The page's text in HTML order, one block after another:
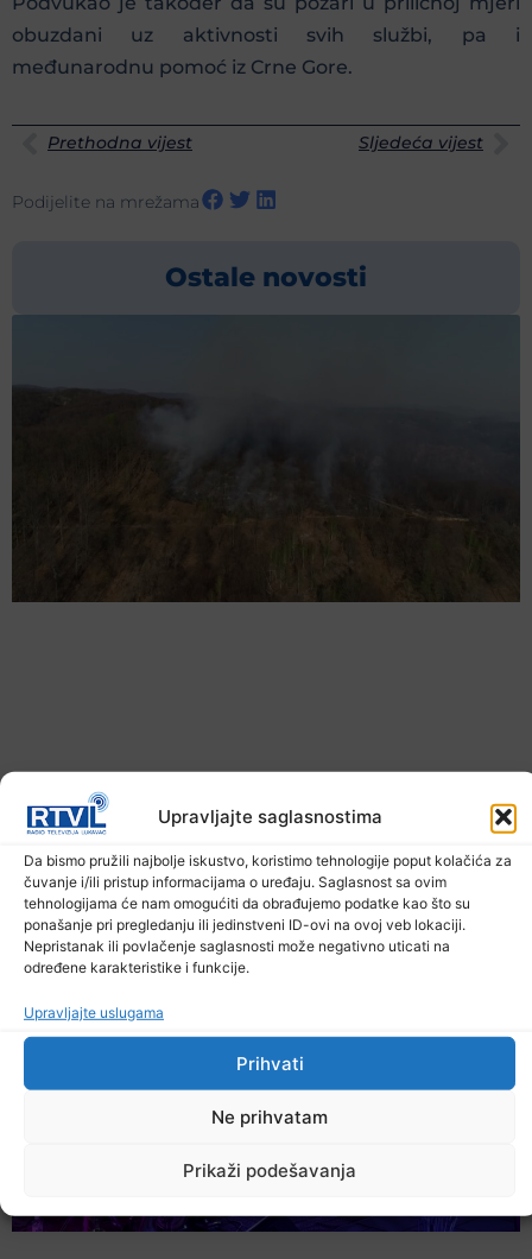
Upravljajte saglasnostima
Da bismo pružili najbolje iskustvo, koristimo tehnologije poput kolačića za
čuvanje i/ili pristup informacijama o uređaju. Saglasnost sa ovim
tehnologijama će nam omogućiti da obrađujemo podatke kao što su
ponašanje pri pregledanju ili jedinstveni ID-ovi na ovoj veb lokaciji.
Nepristanak ili povlačenje saglasnosti može negativno uticati na
određene karakteristike i funkcije.
Upravljajte uslugama
Prihvati
Ne prihvatam
Prikaži podešavanja
obuzdani uz aktivnosti svih službi, pa i
međunarodnu pomoć iz Crne Gore.
Prethodna vijest Sljedeća vijest
Podijelite na mrežama
Ostale novosti
U TK povećan broj požara
7. Augusta 2026.